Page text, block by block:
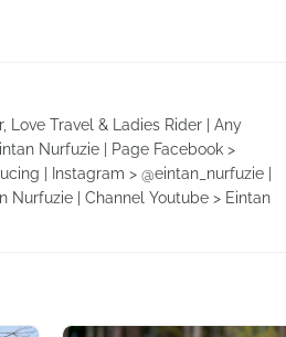
Love Travel & Ladies Rider | Any
Nurfuzie | Page Facebook >
| Instagram > @eintan_nurfuzie |
Nurfuzie | Channel Youtube > Eintan